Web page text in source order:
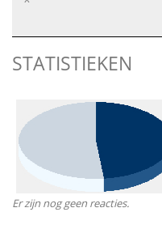
STATISTIEKEN
Er zijn nog geen reacties.